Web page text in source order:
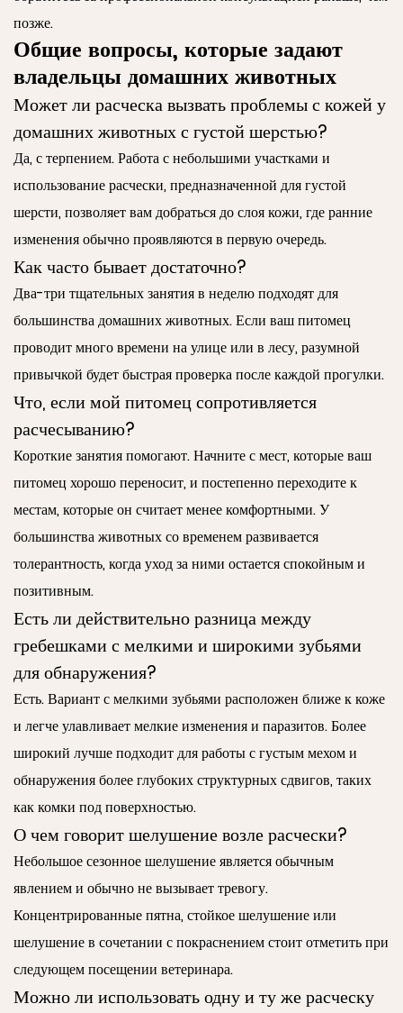
позже.
Общие вопросы, которые задают
владельцы домашних животных
Может ли расческа вызвать проблемы с кожей у
домашних животных с густой шерстью?
Да, с терпением. Работа с небольшими участками и
использование расчески, предназначенной для густой
шерсти, позволяет вам добраться до слоя кожи, где ранние
изменения обычно проявляются в первую очередь.
Как часто бывает достаточно?
Два-три тщательных занятия в неделю подходят для
большинства домашних животных. Если ваш питомец
проводит много времени на улице или в лесу, разумной
привычкой будет быстрая проверка после каждой прогулки.
Что, если мой питомец сопротивляется
расчесыванию?
Короткие занятия помогают. Начните с мест, которые ваш
питомец хорошо переносит, и постепенно переходите к
местам, которые он считает менее комфортными. У
большинства животных со временем развивается
толерантность, когда уход за ними остается спокойным и
позитивным.
Есть ли действительно разница между
гребешками с мелкими и широкими зубьями
для обнаружения?
Есть. Вариант с мелкими зубьями расположен ближе к коже
и легче улавливает мелкие изменения и паразитов. Более
широкий лучше подходит для работы с густым мехом и
обнаружения более глубоких структурных сдвигов, таких
как комки под поверхностью.
О чем говорит шелушение возле расчески?
Небольшое сезонное шелушение является обычным
явлением и обычно не вызывает тревогу.
Концентрированные пятна, стойкое шелушение или
шелушение в сочетании с покраснением стоит отметить при
следующем посещении ветеринара.
Можно ли использовать одну и ту же расческу